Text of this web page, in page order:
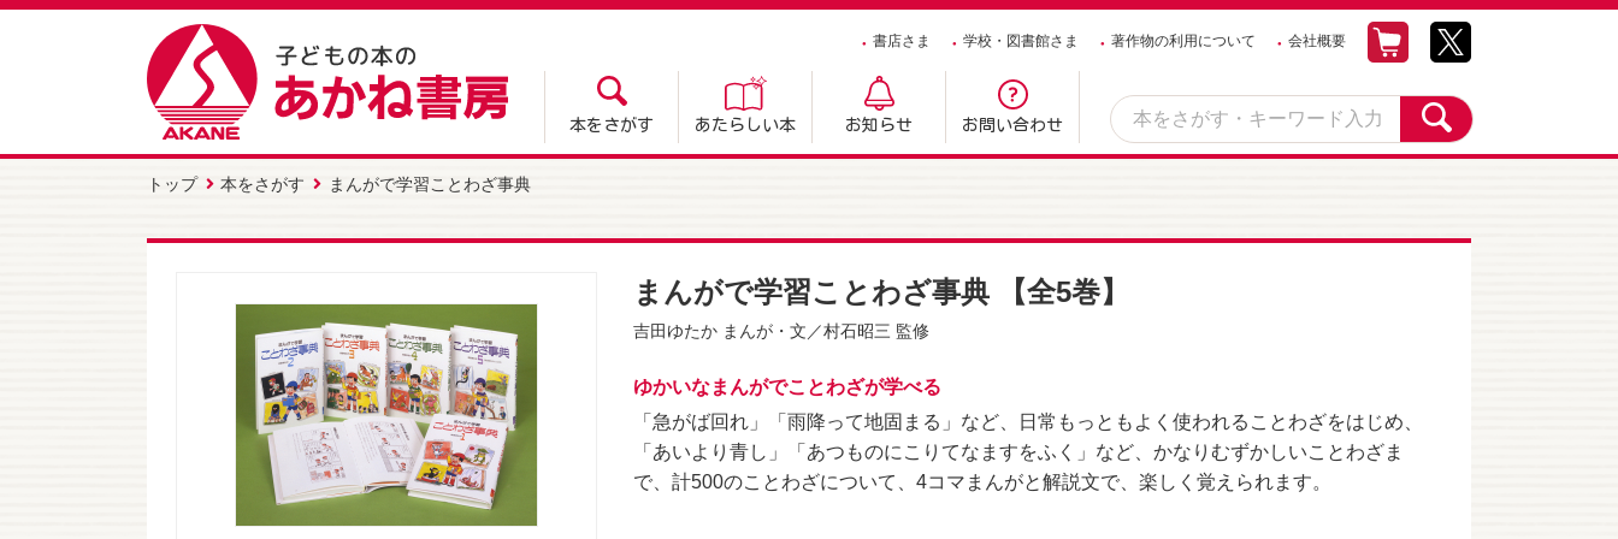
書店さま 学校・図書館さま 著作物の利用について 会社概要
本をさがす あたらしい本 お知らせ お問い合わせ
トップ 本をさがす まんがで学習ことわざ事典
まんがで学習ことわざ事典 【全5巻】
吉田ゆたか まんが・文／村石昭三 監修
ゆかいなまんがでことわざが学べる
「急がば回れ」「雨降って地固まる」など、日常もっともよく使われることわざをはじめ、
「あいより青し」「あつものにこりてなますをふく」など、かなりむずかしいことわざま
で、計500のことわざについて、4コマまんがと解説文で、楽しく覚えられます。